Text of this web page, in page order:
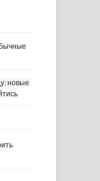
новые